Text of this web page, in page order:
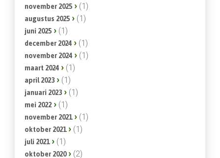
november 2025 (1)
augustus 2025 (1)
juni 2025 (1)
december 2024 (1)
november 2024 (1)
maart 2024 (1)
april 2023 (1)
januari 2023 (1)
mei 2022 (1)
november 2021 (1)
oktober 2021 (1)
juli 2021 (1)
oktober 2020 (2)